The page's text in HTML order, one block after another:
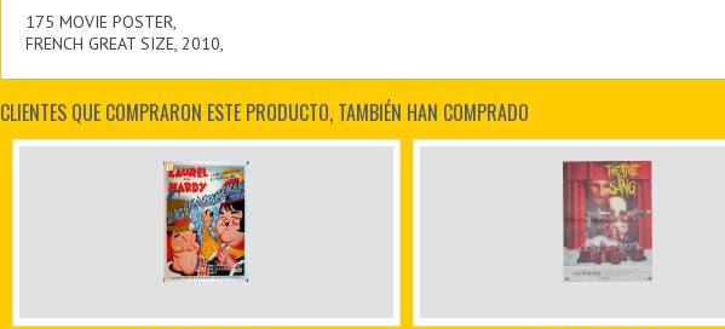
175 MOVIE POSTER,
FRENCH GREAT SIZE, 2010,
CLIENTES QUE COMPRARON ESTE PRODUCTO, TAMBIÉN HAN COMPRADO